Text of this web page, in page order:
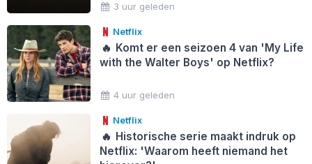
3 uur geleden
Netflix
🔥 Komt er een seizoen 4 van 'My Life
with the Walter Boys' op Netflix?
4 uur geleden
Netflix
🔥 Historische serie maakt indruk op
Netflix: 'Waarom heeft niemand het